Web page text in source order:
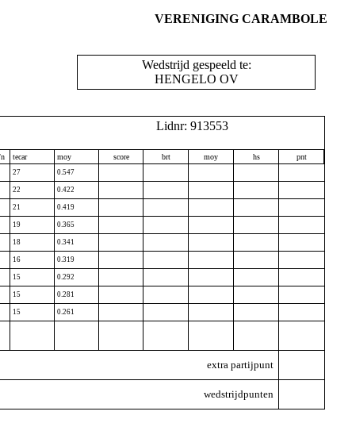
VERENIGING CARAMBOLE
Wedstrijd gespeeld te:
HENGELO OV
Lidnr: 913553
tecar moy score brt moy hs pnt
27 0.547
22 0.422
21 0.419
19 0.365
18 0.341
16 0.319
15 0.292
15 0.281
15 0.261
extra partijpunt
wedstrijdpunten